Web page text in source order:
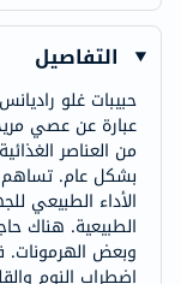
التفاصيل
عبارة عن عصي
من العناصر
بشكل عام. تساهم
الأداء الطبيعي
الطبيعية. هناك
وبعض